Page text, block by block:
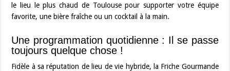
le lieu le plus chaud de Toulouse pour supporter votre équipe
favorite, une bière fraîche ou un cocktail à la main.
Une programmation quotidienne : Il se passe
toujours quelque chose !
Fidèle à sa réputation de lieu de vie hybride, la Friche Gourmande